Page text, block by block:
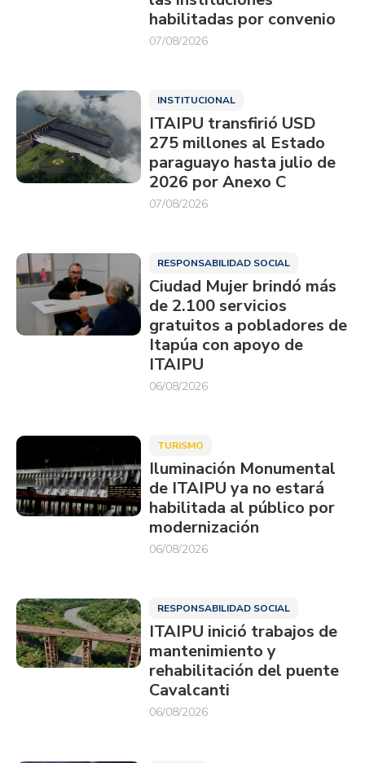
habilitadas por convenio
07/08/2026
INSTITUCIONAL
ITAIPU transfirió USD
275 millones al Estado
paraguayo hasta julio de
2026 por Anexo C
07/08/2026
RESPONSABILIDAD SOCIAL
Ciudad Mujer brindó más
de 2.100 servicios
gratuitos a pobladores de
Itapúa con apoyo de
ITAIPU
06/08/2026
TURISMO
Iluminación Monumental
de ITAIPU ya no estará
habilitada al público por
modernización
06/08/2026
RESPONSABILIDAD SOCIAL
ITAIPU inició trabajos de
mantenimiento y
rehabilitación del puente
Cavalcanti
06/08/2026